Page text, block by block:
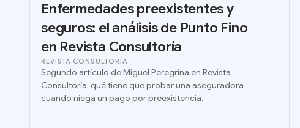
Enfermedades preexistentes y
seguros: el análisis de Punto Fino
en Revista Consultoría
REVISTA CONSULTORÍA
Segundo artículo de Miguel Peregrina en Revista
Consultoría: qué tiene que probar una aseguradora
cuando niega un pago por preexistencia.